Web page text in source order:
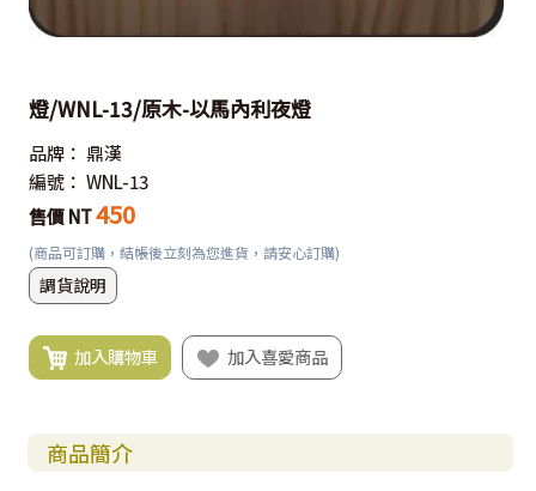
燈/WNL-13/原木-以馬內利夜燈
品牌： 鼎漢
編號： WNL-13
售價 NT450
(商品可訂購，結帳後立刻為您進貨，請安心訂購)
調貨說明
加入購物車 加入喜愛商品
商品簡介